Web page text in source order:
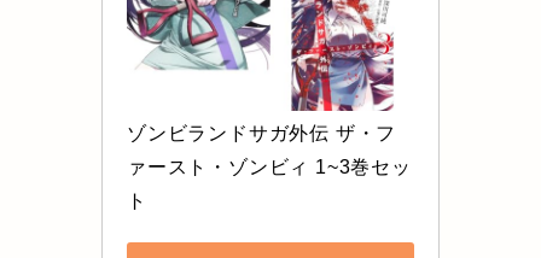
ゾンビランドサガ外伝 ザ・フ
ァースト・ゾンビィ 1~3巻セッ
ト